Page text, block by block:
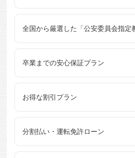
全国から厳選した 「公安委員会指定
卒業までの安心保証プラン
お得な割引プラン
分割払い・運転免許ローン